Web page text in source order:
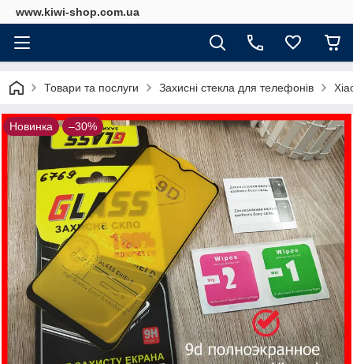
www.kiwi-shop.com.ua
Товари та послуги Захисні стекла для телефонів
Новинка –30%